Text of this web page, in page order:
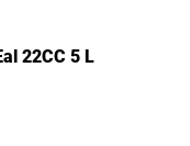
22CC 5 L